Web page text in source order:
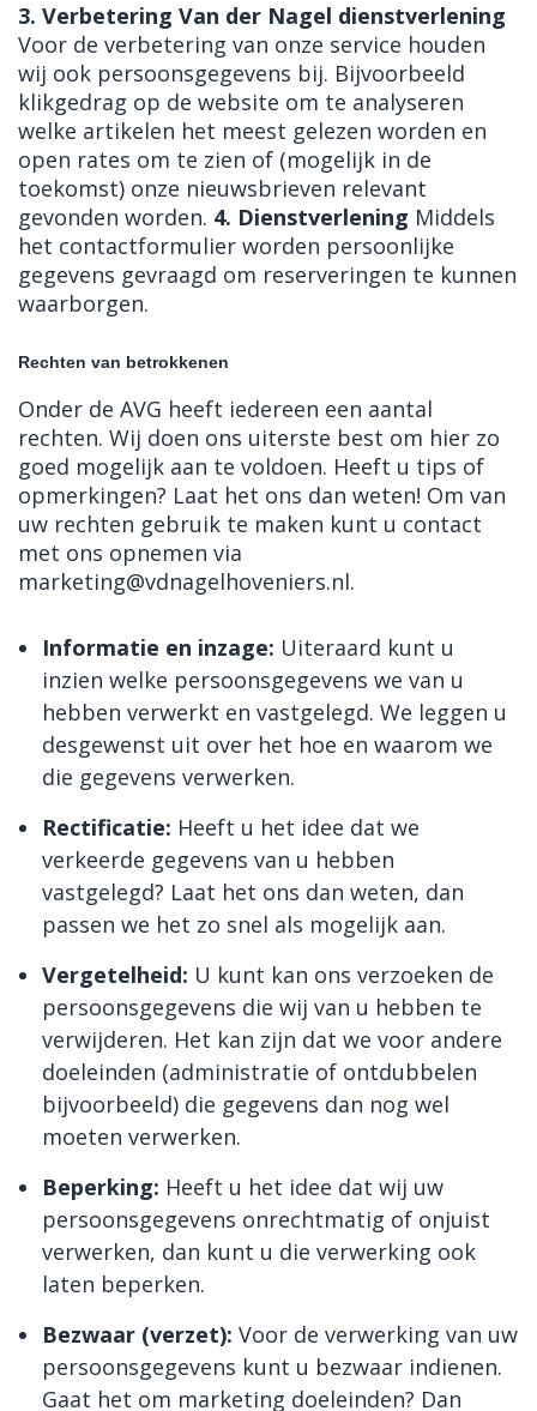
3. Verbetering Van der Nagel dienstverlening
Voor de verbetering van onze service houden
wij ook persoonsgegevens bij. Bijvoorbeeld
klikgedrag op de website om te analyseren
welke artikelen het meest gelezen worden en
open rates om te zien of (mogelijk in de
toekomst) onze nieuwsbrieven relevant
gevonden worden. 4. Dienstverlening Middels
het contactformulier worden persoonlijke
gegevens gevraagd om reserveringen te kunnen
waarborgen.
Rechten van betrokkenen
Onder de AVG heeft iedereen een aantal
rechten. Wij doen ons uiterste best om hier zo
goed mogelijk aan te voldoen. Heeft u tips of
opmerkingen? Laat het ons dan weten! Om van
uw rechten gebruik te maken kunt u contact
met ons opnemen via
marketing@vdnagelhoveniers.nl.
Informatie en inzage: Uiteraard kunt u
inzien welke persoonsgegevens we van u
hebben verwerkt en vastgelegd. We leggen u
desgewenst uit over het hoe en waarom we
die gegevens verwerken.
Rectificatie: Heeft u het idee dat we
verkeerde gegevens van u hebben
vastgelegd? Laat het ons dan weten, dan
passen we het zo snel als mogelijk aan.
Vergetelheid: U kunt kan ons verzoeken de
persoonsgegevens die wij van u hebben te
verwijderen. Het kan zijn dat we voor andere
doeleinden (administratie of ontdubbelen
bijvoorbeeld) die gegevens dan nog wel
moeten verwerken.
Beperking: Heeft u het idee dat wij uw
persoonsgegevens onrechtmatig of onjuist
verwerken, dan kunt u die verwerking ook
laten beperken.
Bezwaar (verzet): Voor de verwerking van uw
persoonsgegevens kunt u bezwaar indienen.
Gaat het om marketing doeleinden? Dan